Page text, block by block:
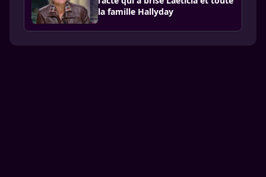
la famille Hallyday